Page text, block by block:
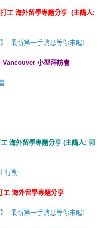
工 海外留學專題分享 (主講人:
- 最新第一手消息等你來喔!
Vancouver 小型拜訪會
海外留學專題分享 (主講人: 郭
行動
工 海外留學專題分享
- 最新第一手消息等你來喔!